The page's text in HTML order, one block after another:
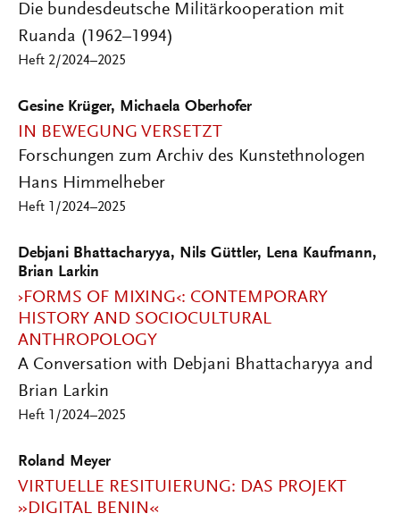
Die bundesdeutsche Militärkooperation mit
Ruanda (1962–1994)
Heft 2/2024–2025
Gesine Krüger, Michaela Oberhofer
IN BEWEGUNG VERSETZT
Forschungen zum Archiv des Kunstethnologen
Hans Himmelheber
Heft 1/2024–2025
Debjani Bhattacharyya, Nils Güttler, Lena Kaufmann,
Brian Larkin
›FORMS OF MIXING‹: CONTEMPORARY
HISTORY AND SOCIOCULTURAL
ANTHROPOLOGY
A Conversation with Debjani Bhattacharyya and
Brian Larkin
Heft 1/2024–2025
Roland Meyer
VIRTUELLE RESITUIERUNG: DAS PROJEKT
»DIGITAL BENIN«